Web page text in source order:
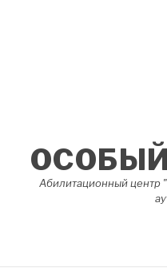
Абилитационный центр